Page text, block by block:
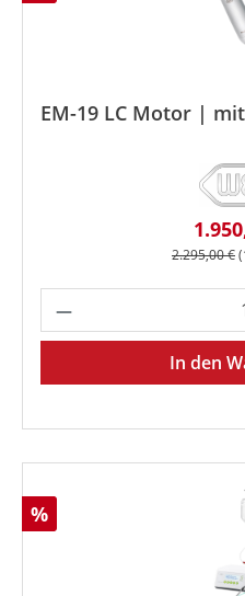
EM-19 LC Motor | mit
Regulärer
2.295,00 €
Produkt Anzahl:
In den
Rabatt
%